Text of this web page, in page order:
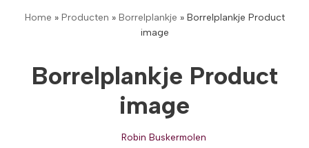
Home » Producten » Borrelplankje » Borrelplankje Product
image
Borrelplankje Product
image
Robin Buskermolen